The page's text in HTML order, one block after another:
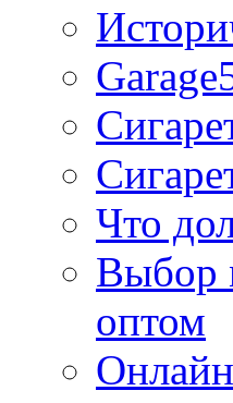
Что
Выбор
оптом